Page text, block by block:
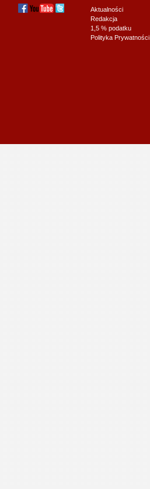
Aktualności
Redakcja
1,5 % podatku
Polityka Prywatności